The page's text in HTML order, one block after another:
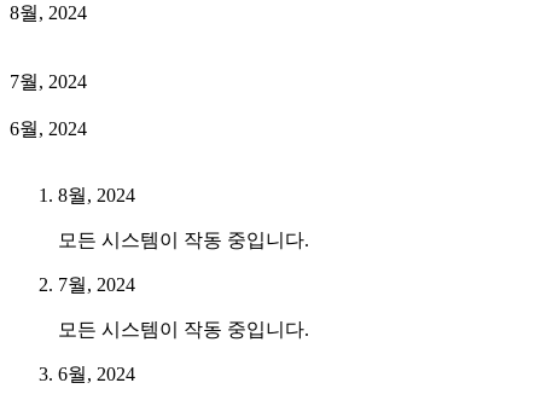
8월, 2024
7월, 2024
6월, 2024
8월, 2024
모든 시스템이 작동 중입니다.
7월, 2024
모든 시스템이 작동 중입니다.
6월, 2024